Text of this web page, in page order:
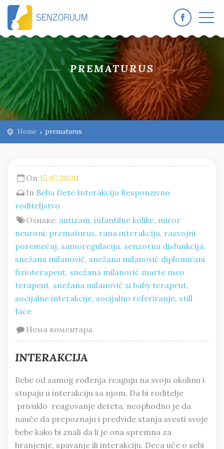
PREMATURUS
Home prematurus
On 15.07.2020.
In Beba Dete Interakcija Responzivno
roditeljstvo
Ознаке: autizam,infantilne kolike, miror
neuroni, prematurus, rana interakcija, razvojni
poremećaj, samoregulacija, senzorna disfunkcija,
snežana milanović, snežana milanović diplomirani
fizioterapeut, snežana milanović marte meo
terapeut, snežana milanović si baby terapeut,
socijalne interakcije, socijalno referiranje, still
face
Нема коментара
INTERAKCIJA
Bebe od samog rođenja reaguju na svoju okolinu i
stupaju u interakciju sa njom. Da bi roditelje
privuklo reagovanje deteta, neophodno je da
nauče da prepoznaju i predvide stanja svesti svoje
bebe kako bi znali da li je ona spremna za
hranjenje, spavanje ili interakciju. Deca uče o sebi